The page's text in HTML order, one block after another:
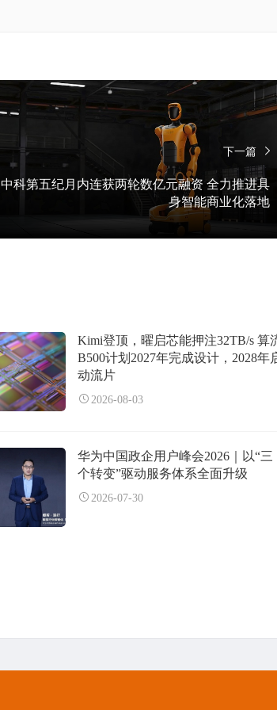
下一篇
中科第五纪月内连获两轮数亿元融资 全力推进具
身智能商业化落地
Kimi登顶，曜启芯能押注32TB/s 算
B500计划2027年完成设计，2028年
动流片
2026-08-03
华为中国政企用户峰会2026｜以“三
个转变”驱动服务体系全面升级
2026-07-30